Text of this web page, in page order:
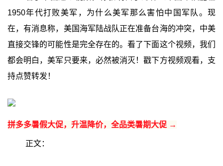
1950年代打败美军，为什么美军那么害怕中国军队。现
在，有消息称，美国海军陆战队正在准备台海的冲突，中美
直接交锋的可能性是完全存在的。看了下面这个视频，我们
都会明白，美军只要来，必然被消灭！戳下方视频观看，支
持点赞转发！
拼多多暑假大促，升温降价，全品类暑期大促 →
正文：